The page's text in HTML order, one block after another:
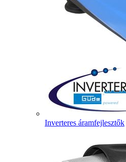
Inverteres áramfejlesztők